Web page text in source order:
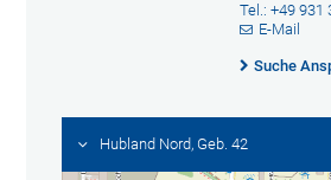
Tel.: +49 931
E-Mail
Suche
Hubland Nord, Geb. 42